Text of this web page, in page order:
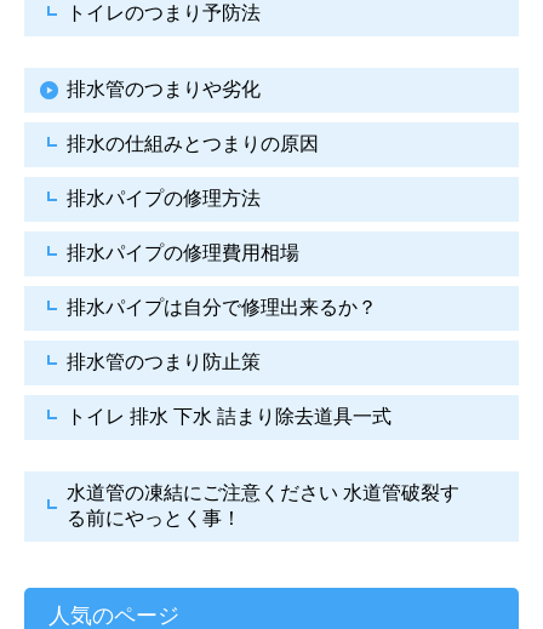
トイレのつまり予防法
排水管のつまりや劣化
排水の仕組みとつまりの原因
排水パイプの修理方法
排水パイプの修理費用相場
排水パイプは自分で修理出来るか？
排水管のつまり防止策
トイレ 排水 下水 詰まり除去道具一式
水道管の凍結にご注意ください 水道管破裂す
る前にやっとく事！
人気のページ